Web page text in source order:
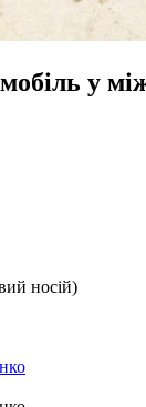
у
носій)